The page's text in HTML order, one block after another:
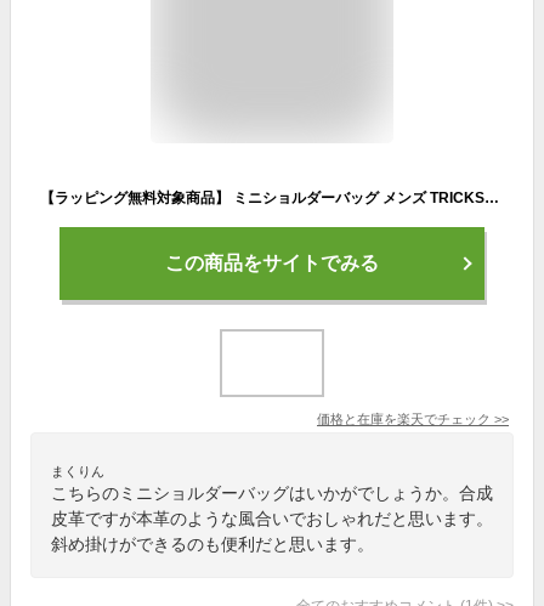
【ラッピング無料対象商品】 ミニショルダーバッグ メンズ TRICKSTER ミニ ショルダーバッグ MARTIN 小さめ B5 斜めがけ ブランド 合皮 小さい フェイクレザー 口折れ おしゃれ かっこいい 【送料無料】
この商品をサイトでみる
価格と在庫を楽天でチェック >>
まくりん
こちらのミニショルダーバッグはいかがでしょうか。合成
皮革ですが本革のような風合いでおしゃれだと思います。
斜め掛けができるのも便利だと思います。